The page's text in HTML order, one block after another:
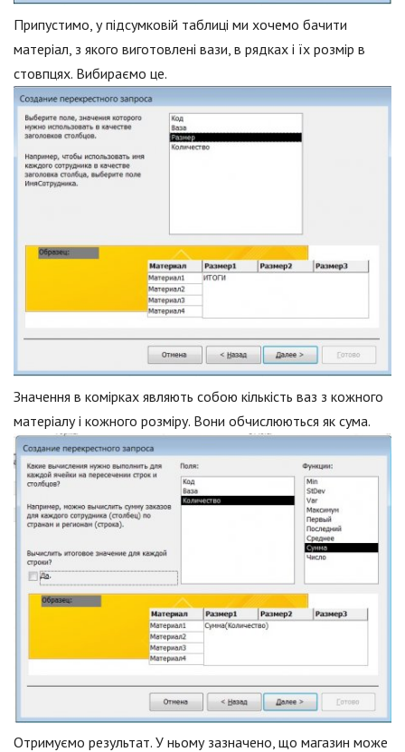
Припустимо, у підсумковій таблиці ми хочемо бачити
матеріал, з якого виготовлені вази, в рядках і їх розмір в
стовпцях. Вибираємо це.
Значення в комірках являють собою кількість ваз з кожного
матеріалу і кожного розміру. Вони обчислюються як сума.
Отримуємо результат. У ньому зазначено, що магазин може